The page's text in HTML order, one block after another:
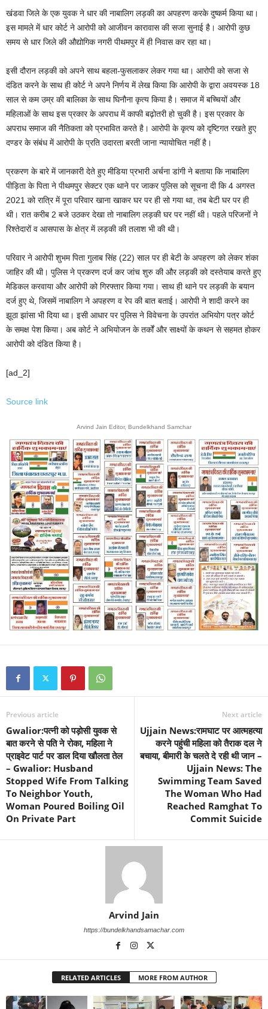
खंडवा जिले के एक युवक ने धार की नाबालिग लड़की का अपहरण करके दुष्कर्म किया था।
इस मामले में धार कोर्ट ने आरोपी को आजीवन कारावास की सजा सुनाई है। आरोपी कुछ
समय से धार जिले की औद्योगिक नगरी पीथमपुर में ही निवास कर रहा था।
इसी दौरान लड़की को अपने साथ बहला-फुसलाकर लेकर गया था। आरोपी को सजा से
दंडित करने के साथ ही कोर्ट ने अपने निर्णय में लेख किया कि आरोपी के द्वारा अवयस्क 18
साल से कम उम्र की बालिका के साथ घिनौना कृत्य किया है। समाज में बच्चियों और
महिलाओं के साथ इस प्रकार के अपराध में काफी बढ़ोतरी हो चुकी है। इस प्रकार के
अपराध समाज की नैतिकता को प्रभावित करते है। आरोपी के कृत्य को दृष्टिगत रखते हुए
दण्डर के संबंध में आरोपी के प्रति उदारता बरती जाना न्यायोचित नहीं है।
प्रकरण के बारे में जानकारी देते हुए मीडिया प्रभारी अर्चना डांगी ने बताया कि नाबालिग
पीड़िता के पिता ने पीथमपुर सेक्टर एक थाने पर जाकर पुलिस को सूचना दी कि 4 अगस्त
2021 को रात्रि में पूरा परिवार खाना खाकर घर पर ही सो गया था, तब बेटी घर पर ही
थी। रात करीब 2 बजे उठकर देखा तो नाबालिग लड़की घर पर नहीं थी। पहले परिजनों ने
रिश्तेदारों व आसपास के क्षेत्र में लड़की की तलाश भी की थी।
परिवार ने आरोपी शुभम पिता गुलाब सिंह (22) साल पर ही बेटी के अपहरण को लेकर शंका
जाहिर की थी। पुलिस ने प्रकरण दर्ज कर जांच शुरु की और लड़की को दस्तेयाब करते हुए
मेडिकल करवाया और आरोपी को गिरफ्तार किया गया। साथ ही थाने पर लड़की के बयान
दर्ज हुए थे, जिसमें नाबालिग ने अपहरण व रेप की बात बताई। आरोपी ने शादी करने का
झूठा झांसा भी दिया था। इसी आधार पर पुलिस ने विवेचना के उपरांत अभियोग पत्र कोर्ट
के समक्ष पेश किया। अब कोर्ट ने अभियोजन के तर्कों और साक्ष्यों के कथन से सहमत होकर
आरोपी को दंडित किया है।
[ad_2]
Source link
Arvind Jain Editor, Bundelkhand Samchar
Previous article
Gwalior:पत्नी को पड़ोसी युवक से
बात करने से पति ने रोका, महिला ने
प्राइवेट पार्ट पर डाल दिया खौलता तेल
– Gwalior: Husband
Stopped Wife From Talking
To Neighbor Youth,
Woman Poured Boiling Oil
On Private Part
Next article
Ujjain News:रामघाट पर आत्महत्या
करने पहुंची महिला को तैराक दल ने
बचाया, बीमारी के चलते दे रही थी जान –
Ujjain News: The
Swimming Team Saved
The Woman Who Had
Reached Ramghat To
Commit Suicide
Arvind Jain
https://bundelkhandsamachar.com
RELATED ARTICLES MORE FROM AUTHOR